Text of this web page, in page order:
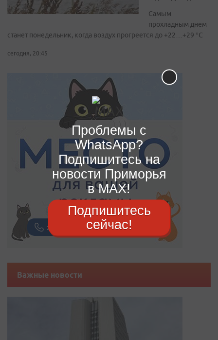
Самым
прохладным днем
станет понедельник, когда воздух прогреется до +22…+29 °С
сегодня, 20:45
Важные новости
Проблемы с
WhatsApp?
Подпишитесь на
новости Приморья
в MAX!
Подпишитесь
сейчас!